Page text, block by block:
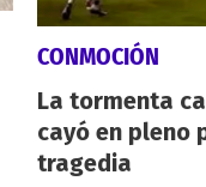
CONMOCIÓN
La tormenta
cayó en pleno
tragedia